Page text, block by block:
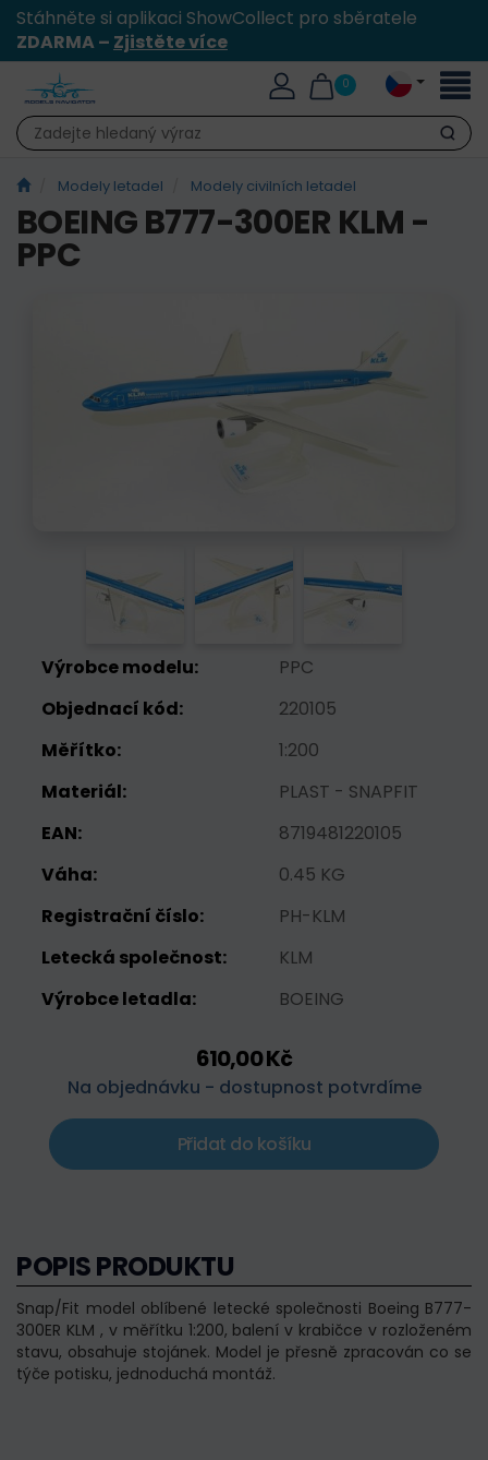
Stáhněte si aplikaci ShowCollect pro sběratele
ZDARMA – Zjistěte více
0
Hledat
Modely letadel Modely civilních letadel
BOEING B777-300ER KLM -
PPC
Výrobce modelu:
PPC
Objednací kód:
220105
Měřítko:
1:200
Materiál:
PLAST - SNAPFIT
EAN:
8719481220105
Váha:
0.45 KG
Registrační číslo:
PH-KLM
Letecká společnost:
KLM
Výrobce letadla:
BOEING
610,00 Kč
Na objednávku - dostupnost potvrdíme
Přidat do košíku
POPIS PRODUKTU
Snap/Fit model oblíbené letecké společnosti Boeing B777-
300ER KLM , v měřítku 1:200, balení v krabičce v rozloženém
stavu, obsahuje stojánek. Model je přesně zpracován co se
týče potisku, jednoduchá montáž.